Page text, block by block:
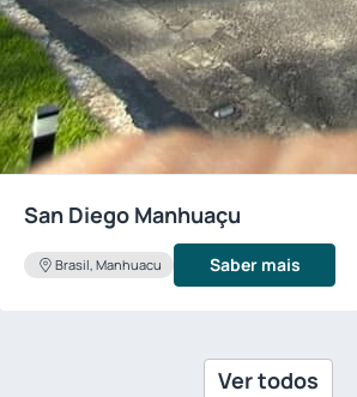
San Diego Manhuaçu
Brasil, Manhuacu Saber mais
Ver todos